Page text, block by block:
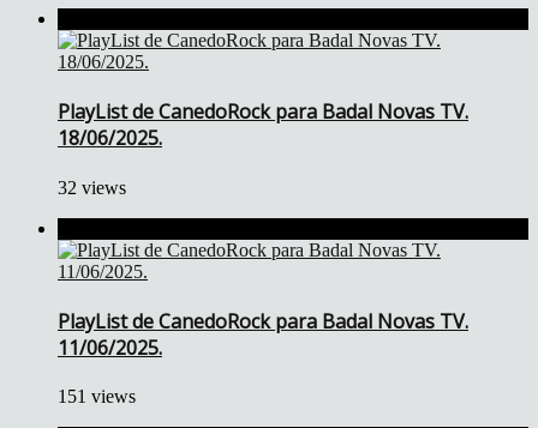
PlayList de CanedoRock para Badal Novas TV.
18/06/2025.
32 views
PlayList de CanedoRock para Badal Novas TV.
11/06/2025.
151 views